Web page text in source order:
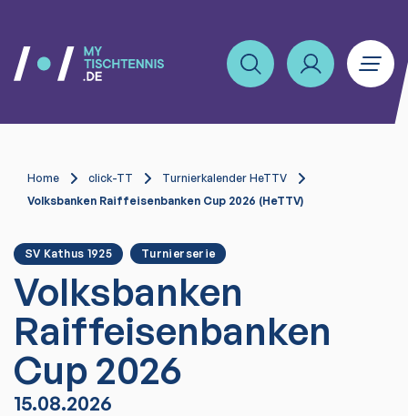
Home click-TT
Turnierkalender HeTTV
Volksbanken Raiffeisenbanken Cup 2026 (HeTTV)
SV Kathus 1925 Turnierserie
Volksbanken
Raiffeisenbanken
Cup 2026
15.08.2026